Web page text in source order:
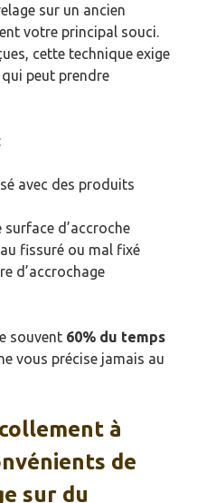
sur un ancien
votre principal souci.
cette technique exige
peut prendre
avec des produits
d’accroche
fissuré ou mal fixé
d’accrochage
souvent 60% du temps
vous précise jamais au
à
de
sur du